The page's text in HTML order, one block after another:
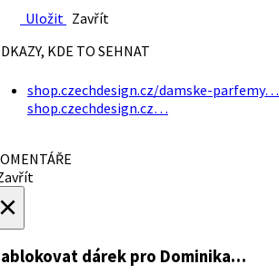
Uložit Zavřít
KDE TO SEHNAT
shop.czechdesign.cz/damske-parfemy…
shop.czechdesign.cz…
dárek pro Dominika…